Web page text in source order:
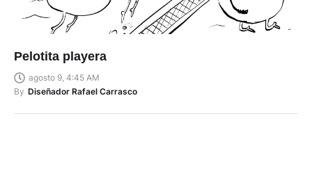
Pelotita playera
agosto 9, 4:45 AM
By Diseñador Rafael Carrasco